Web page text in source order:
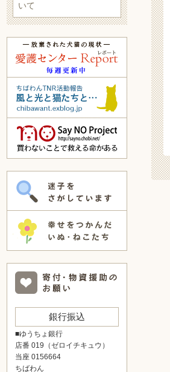
いて
銀行振込
■ゆうちょ銀行
店番 019（ゼロイチキュウ）
当座 0156664
ちばわん